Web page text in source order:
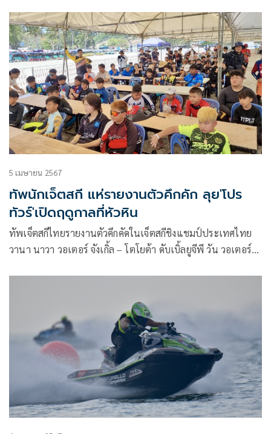
เจ็ต โปรทัวร์ 2024 สนามเปิดฤดูกาลหาดหัวดอน หัวหิน
จ.ประจวบคีรีขันธ์ เมื่อวันที่ 6 เม.ย.
5 เมษายน 2567
ทัพนักเจ็ตสกี แห่รายงานตัวคึกคัก ลุย'โปร
ทัวร์'เปิดฤดูกาลที่หัวหิน
ทัพเจ็ตสกีไทยรายงานตัวคึกคัดในเจ็ตสกีชิงแชมป์ประเทศไทย
วานา นาวา วอเตอร์ จังเกิ้ล – โตโยต้า ดับเบิ้ลยูจีพี วัน วอเตอร์